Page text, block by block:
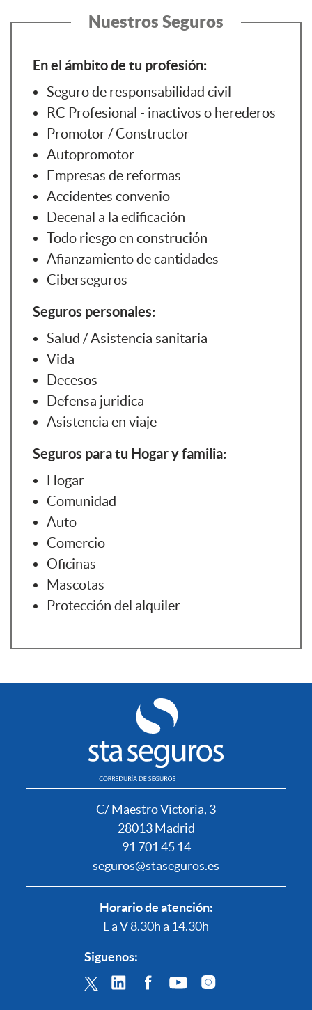
Nuestros Seguros
En el ámbito de tu profesión:
Seguro de responsabilidad civil
RC Profesional - inactivos o herederos
Promotor / Constructor
Autopromotor
Empresas de reformas
Accidentes convenio
Decenal a la edificación
Todo riesgo en construción
Afianzamiento de cantidades
Ciberseguros
Seguros personales:
Salud / Asistencia sanitaria
Vida
Decesos
Defensa juridica
Asistencia en viaje
Seguros para tu Hogar y familia:
Hogar
Comunidad
Auto
Comercio
Oficinas
Mascotas
Protección del alquiler
C/ Maestro Victoria, 3
28013 Madrid
91 701 45 14
seguros@staseguros.es
Horario de atención:
L a V 8.30h a 14.30h
Siguenos: